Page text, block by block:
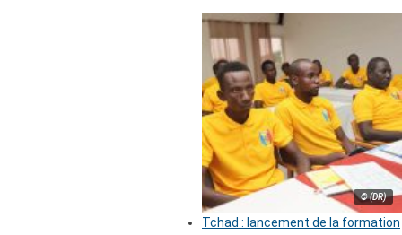
© (DR)
Tchad : lancement de la formation